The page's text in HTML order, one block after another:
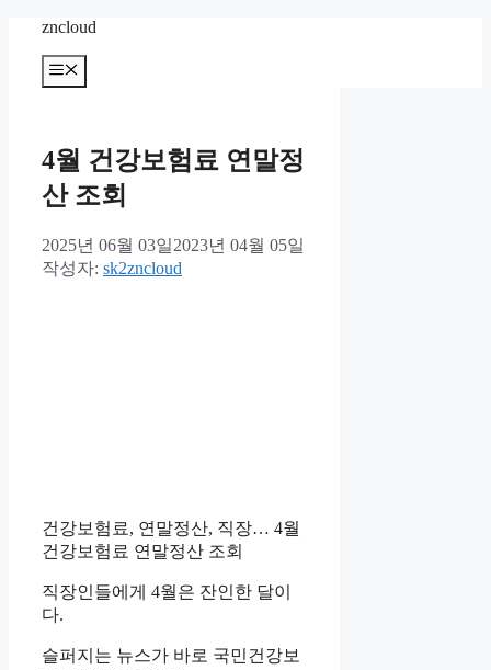
zncloud
메
뉴
4월 건강보험료 연말정
산 조회
2025년 06월 03일2023년 04월 05일
작성자: sk2zncloud
건강보험료, 연말정산, 직장… 4월
건강보험료 연말정산 조회
직장인들에게 4월은 잔인한 달이
다.
슬퍼지는 뉴스가 바로 국민건강보